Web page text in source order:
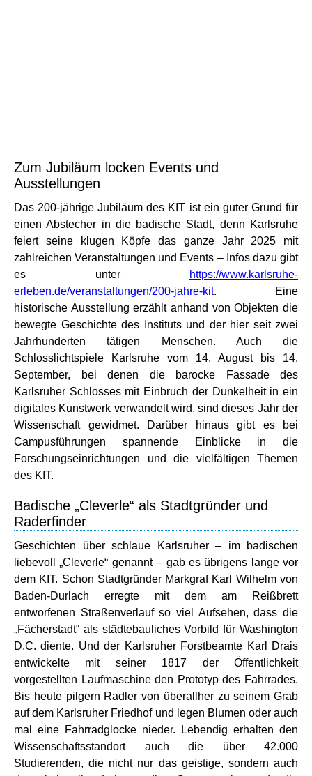
Zum Jubiläum locken Events und
Ausstellungen
Das 200-jährige Jubiläum des KIT ist ein guter Grund für
einen Abstecher in die badische Stadt, denn Karlsruhe
feiert seine klugen Köpfe das ganze Jahr 2025 mit
zahlreichen Veranstaltungen und Events – Infos dazu gibt
es unter
https://www.karlsruhe-
erleben.de/veranstaltungen/200-jahre-kit. Eine
historische Ausstellung erzählt anhand von Objekten die
bewegte Geschichte des Instituts und der hier seit zwei
Jahrhunderten tätigen Menschen. Auch die
Schlosslichtspiele Karlsruhe vom 14. August bis 14.
September, bei denen die barocke Fassade des
Karlsruher Schlosses mit Einbruch der Dunkelheit in ein
digitales Kunstwerk verwandelt wird, sind dieses Jahr der
Wissenschaft gewidmet. Darüber hinaus gibt es bei
Campusführungen spannende Einblicke in die
Forschungseinrichtungen und die vielfältigen Themen
des KIT.
Badische „Cleverle“ als Stadtgründer und
Raderfinder
Geschichten über schlaue Karlsruher – im badischen
liebevoll „Cleverle“ genannt – gab es übrigens lange vor
dem KIT. Schon Stadtgründer Markgraf Karl Wilhelm von
Baden-Durlach erregte mit dem am Reißbrett
entworfenen Straßenverlauf so viel Aufsehen, dass die
„Fächerstadt“ als städtebauliches Vorbild für Washington
D.C. diente. Und der Karlsruher Forstbeamte Karl Drais
entwickelte mit seiner 1817 der Öffentlichkeit
vorgestellten Laufmaschine den Prototyp des Fahrrades.
Bis heute pilgern Radler von überallher zu seinem Grab
auf dem Karlsruher Friedhof und legen Blumen oder auch
mal eine Fahrradglocke nieder. Lebendig erhalten den
Wissenschaftsstandort auch die über 42.000
Studierenden, die nicht nur das geistige, sondern auch